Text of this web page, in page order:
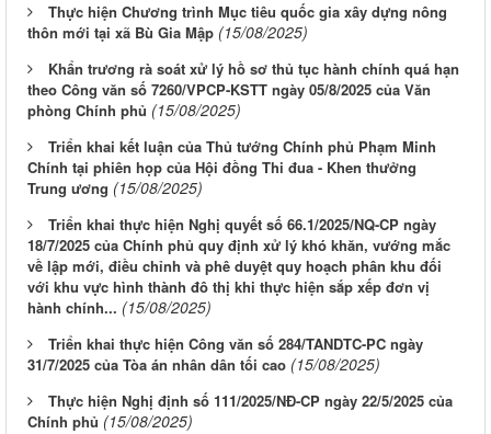
Thực hiện Chương trình Mục tiêu quốc gia xây dựng nông
thôn mới tại xã Bù Gia Mập (15/08/2025)
Khẩn trương rà soát xử lý hồ sơ thủ tục hành chính quá hạn
theo Công văn số 7260/VPCP-KSTT ngày 05/8/2025 của Văn
phòng Chính phủ (15/08/2025)
Triển khai kết luận của Thủ tướng Chính phủ Phạm Minh
Chính tại phiên họp của Hội đồng Thi đua - Khen thưởng
Trung ương (15/08/2025)
Triển khai thực hiện Nghị quyết số 66.1/2025/NQ-CP ngày
18/7/2025 của Chính phủ quy định xử lý khó khăn, vướng mắc
về lập mới, điều chỉnh và phê duyệt quy hoạch phân khu đối
với khu vực hình thành đô thị khi thực hiện sắp xếp đơn vị
hành chính... (15/08/2025)
Triển khai thực hiện Công văn số 284/TANDTC-PC ngày
31/7/2025 của Tòa án nhân dân tối cao (15/08/2025)
Thực hiện Nghị định số 111/2025/NĐ-CP ngày 22/5/2025 của
Chính phủ (15/08/2025)